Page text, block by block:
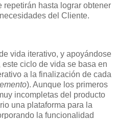
repetirán hasta lograr obtener
del Cliente.
vida iterativo, y apoyándose
ciclo de vida se basa en
a la finalización de cada
). Aunque los primeros
incompletas del producto
una plataforma para la
la funcionalidad